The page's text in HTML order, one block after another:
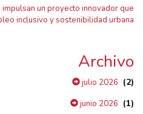
un proyecto innovador que
inclusivo y sostenibilidad urbana
Archivo
julio 2026 (2)
junio 2026 (1)